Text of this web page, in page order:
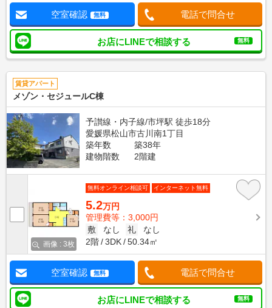
空室確認 無料 電話で問合せ
お店にLINEで相談する 無料
賃貸アパート
メゾン・セジュールC棟
予讃線・内子線/市坪駅 徒歩18分
愛媛県松山市古川南1丁目
築年数
築38年
建物階数
2階建
画像 : 3枚
無料オンライン相談可 インターネット無料
5.2万円
管理費等：3,000円
敷
なし 礼
なし
2階
3DK 50.34㎡
空室確認 無料 電話で問合せ
お店にLINEで相談する 無料